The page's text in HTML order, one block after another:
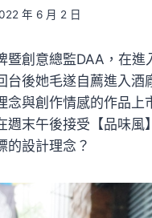
年 6 月 2 日
暨創意總監DAA，在
台後她毛遂自薦進入
念與創作情感的作品
週末午後接受【品味
的設計理念？